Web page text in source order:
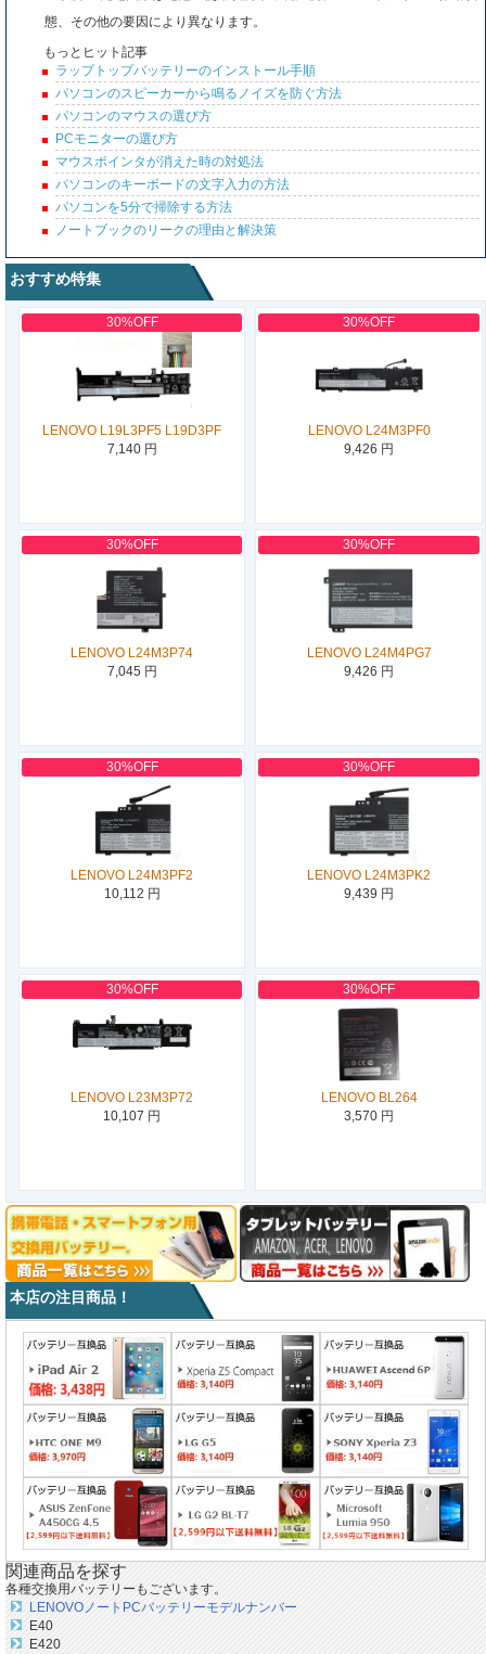
態、その他の要因により異なります。
もっとヒット記事
ラップトップバッテリーのインストール手順
パソコンのスピーカーから鳴るノイズを防ぐ方法
パソコンのマウスの選び方
PCモニターの選び方
マウスポインタが消えた時の対処法
パソコンのキーボードの文字入力の方法
パソコンを5分で掃除する方法
ノートブックのリークの理由と解決策
おすすめ特集
30%OFF
LENOVO L19L3PF5 L19D3PF
7,140 円
30%OFF
LENOVO L24M3PF0
9,426 円
30%OFF
LENOVO L24M3P74
7,045 円
30%OFF
LENOVO L24M4PG7
9,426 円
30%OFF
LENOVO L24M3PF2
10,112 円
30%OFF
LENOVO L24M3PK2
9,439 円
30%OFF
LENOVO L23M3P72
10,107 円
30%OFF
LENOVO BL264
3,570 円
本店の注目商品！
関連商品を探す
各種交換用バッテリーもございます。
LENOVOノートPCバッテリーモデルナンバー
E40
E420